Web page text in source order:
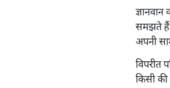
समझते हैं
अपनी
विपरीत
किसी